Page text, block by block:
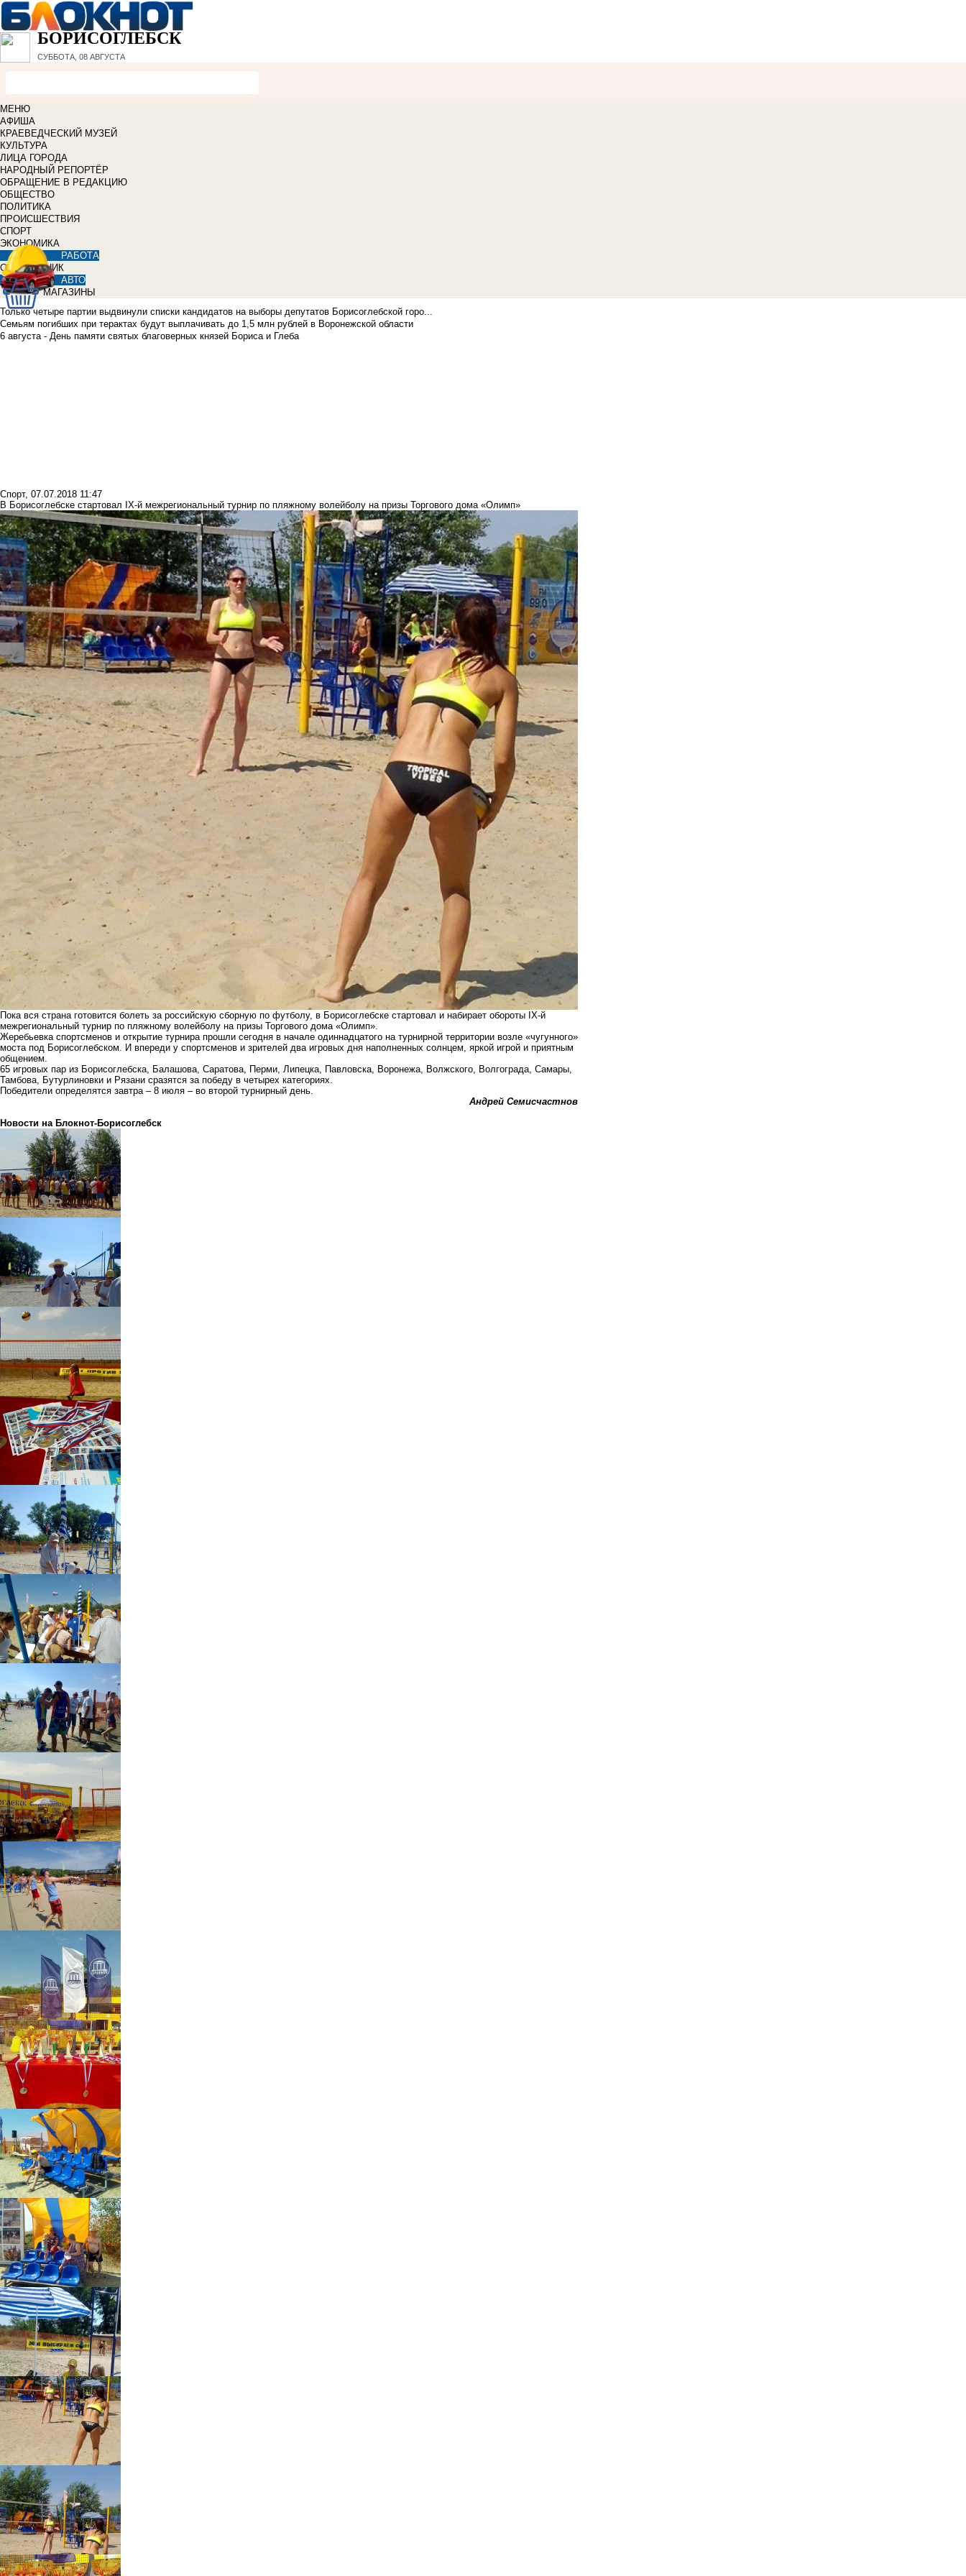
БОРИСОГЛЕБСК
СУББОТА, 08 АВГУСТА
МЕНЮ
АФИША
КРАЕВЕДЧЕСКИЙ МУЗЕЙ
КУЛЬТУРА
ЛИЦА ГОРОДА
НАРОДНЫЙ РЕПОРТЁР
ОБРАЩЕНИЕ В РЕДАКЦИЮ
ОБЩЕСТВО
ПОЛИТИКА
ПРОИСШЕСТВИЯ
СПОРТ
ЭКОНОМИКА
РАБОТА
СПРАВОЧНИК
АВТО
МАГАЗИНЫ
Только четыре партии выдвинули списки кандидатов на выборы депутатов Борисоглебской горо...
Семьям погибших при терактах будут выплачивать до 1,5 млн рублей в Воронежской области
6 августа - День памяти святых благоверных князей Бориса и Глеба
Спорт, 07.07.2018 11:47
В Борисоглебске стартовал IX-й межрегиональный турнир по пляжному волейболу на призы Торгового дома «Олимп»
Пока вся страна готовится болеть за российскую сборную по футболу, в Борисоглебске стартовал и набирает обороты IX-й
межрегиональный турнир по пляжному волейболу на призы Торгового дома «Олимп».
Жеребьевка спортсменов и открытие турнира прошли сегодня в начале одиннадцатого на турнирной территории возле «чугунного»
моста под Борисоглебском. И впереди у спортсменов и зрителей два игровых дня наполненных солнцем, яркой игрой и приятным
общением.
65 игровых пар из Борисоглебска, Балашова, Саратова, Перми, Липецка, Павловска, Воронежа, Волжского, Волгограда, Самары,
Тамбова, Бутурлиновки и Рязани сразятся за победу в четырех категориях.
Победители определятся завтра – 8 июля – во второй турнирный день.
Андрей Семисчастнов
Новости на Блoкнoт-Борисоглебск